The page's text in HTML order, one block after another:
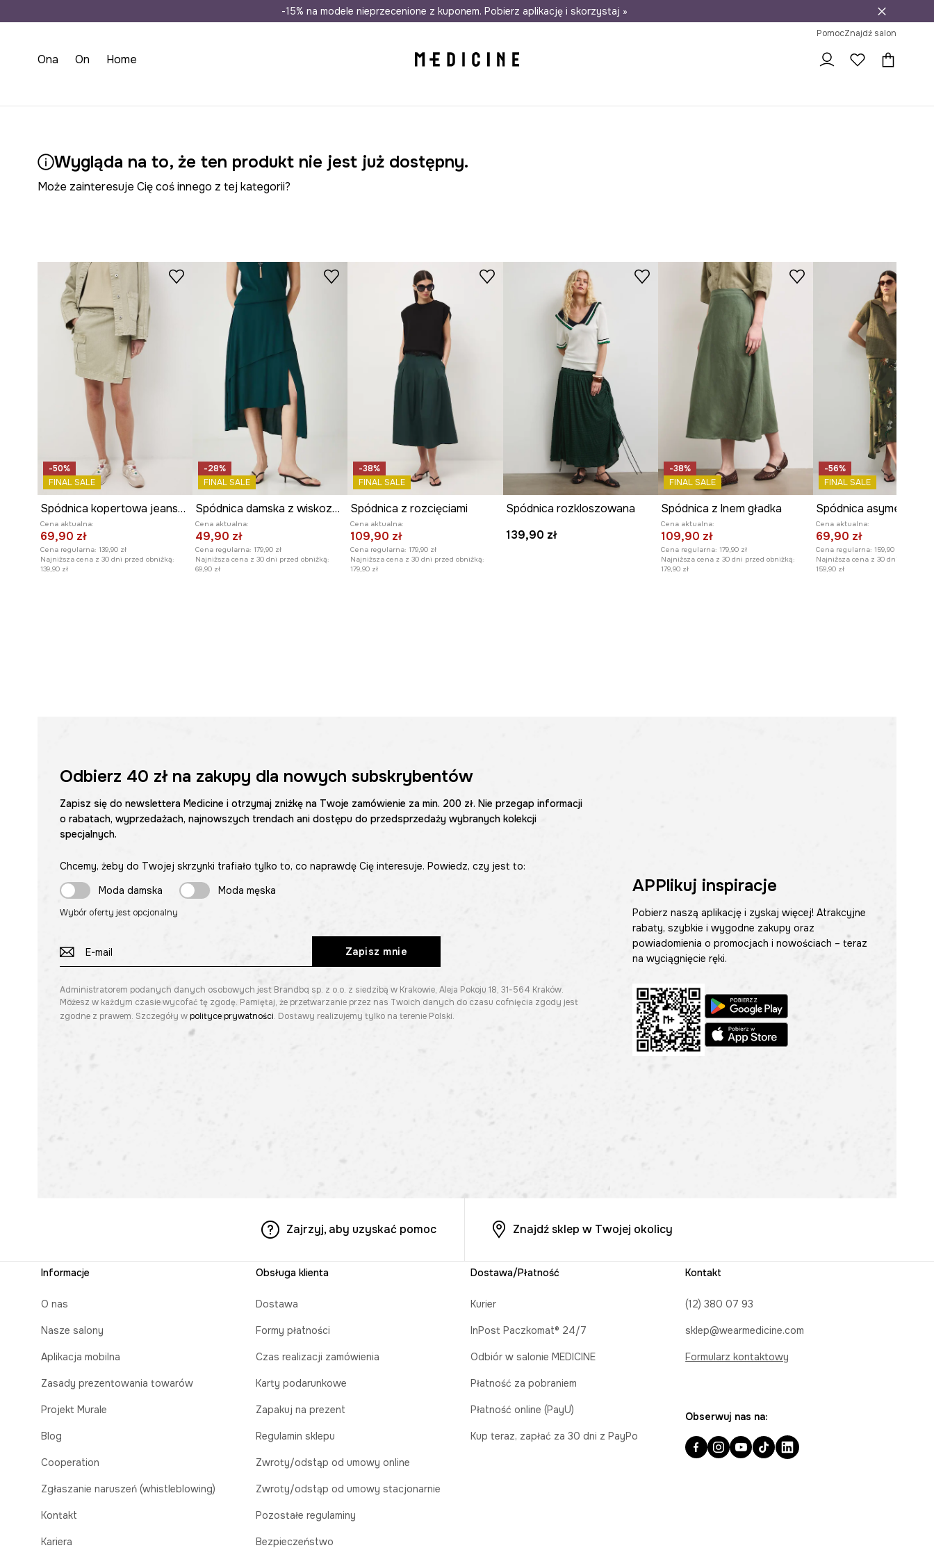
Wysyłka nawet w 24h Darmowa dostawa do salonów 30 dni na zwrot
-15% na modele nieprzecenione z kuponem. Pobierz aplikację i skorzystaj »
PomocZnajdź salon
Ona On Home
Wygląda na to, że ten produkt nie jest już dostępny.
Może zainteresuje Cię coś innego z tej kategorii?
-50%
FINAL SALE
Spódnica kopertowa jeansowa
Cena aktualna:
69,90 zł
Cena regularna: 139,90 zł
Najniższa cena z 30 dni przed obniżką:
139,90 zł
-28%
FINAL SALE
Spódnica damska z wiskozy gładka
Cena aktualna:
49,90 zł
Cena regularna: 179,90 zł
Najniższa cena z 30 dni przed obniżką:
69,90 zł
-38%
FINAL SALE
Spódnica z rozcięciami
Cena aktualna:
109,90 zł
Cena regularna: 179,90 zł
Najniższa cena z 30 dni przed obniżką:
179,90 zł
Spódnica rozkloszowana
139,90 zł
-38%
FINAL SALE
Spódnica z lnem gładka
Cena aktualna:
109,90 zł
Cena regularna: 179,90 zł
Najniższa cena z 30 dni przed obniżką:
179,90 zł
-56%
FINAL SALE
Cena aktualna:
69,90 zł
Cena regularna: 159,90 zł
Najniższa cena z 30 dni przed
159,90 zł
Odbierz 40 złna zakupy dla nowych subskrybentów
Zapisz się do newslettera Medicine i otrzymaj zniżkę na Twoje zamówienie za min. 200 zł. Nie przegap informacji
o rabatach, wyprzedażach, najnowszych trendach ani dostępu do przedsprzedaży wybranych kolekcji
specjalnych.
Chcemy, żeby do Twojej skrzynki trafiało tylko to, co naprawdę Cię interesuje. Powiedz, czy jest to:
Moda damska
Moda męska
Wybór oferty jest opcjonalny
Zapisz mnie
Administratorem podanych danych osobowych jest Brandbq sp. z o.o. z siedzibą w Krakowie, Aleja Pokoju 18, 31-564 Kraków.
Możesz w każdym czasie wycofać tę zgodę. Pamiętaj, że przetwarzanie przez nas Twoich danych do czasu cofnięcia zgody jest
zgodne z prawem. Szczegóły wpolityce prywatności. Dostawy realizujemy tylko na terenie Polski.
APPlikuj inspiracje
Pobierz naszą aplikację i zyskaj więcej! Atrakcyjne
rabaty, szybkie i wygodne zakupy oraz
powiadomienia o promocjach i nowościach – teraz
na wyciągnięcie ręki.
Zajrzyj, aby uzyskać pomoc Znajdź sklep w Twojej okolicy
Informacje
O nas
Nasze salony
Aplikacja mobilna
Zasady prezentowania towarów
Projekt Murale
Blog
Cooperation
Zgłaszanie naruszeń (whistleblowing)
Kontakt
Kariera
Obsługa klienta
Dostawa
Formy płatności
Czas realizacji zamówienia
Karty podarunkowe
Zapakuj na prezent
Regulamin sklepu
Zwroty/odstąp od umowy online
Zwroty/odstąp od umowy stacjonarnie
Pozostałe regulaminy
Bezpieczeństwo
Dostawa/Płatność
Kurier
InPost Paczkomat® 24/7
Odbiór w salonie MEDICINE
Płatność za pobraniem
Płatność online (PayU)
Kup teraz, zapłać za 30 dni z PayPo
Kontakt
(12) 380 07 93
sklep@wearmedicine.com
Formularz kontaktowy
Obserwuj nas na: